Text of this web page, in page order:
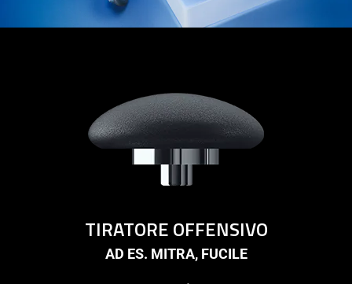
TIRATORE OFFENSIVO
AD ES. MITRA, FUCILE